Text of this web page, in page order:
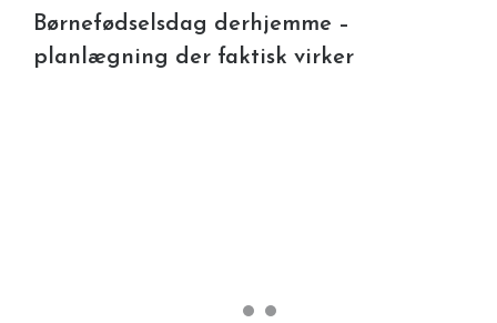
Børnefødselsdag derhjemme –
planlægning der faktisk virker